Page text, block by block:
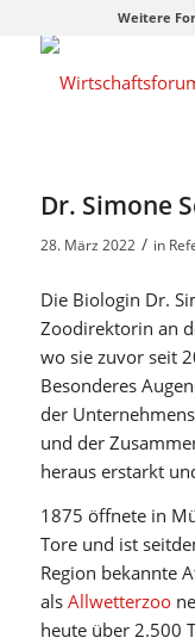
Weitere
Dr. Simone
28. März 2022 / in
Die Biologin Dr.
Zoodirektorin an
wo sie zuvor seit
Besonderes
der
und der
heraus erstarkt
1875 öffnete in
Tore und ist
Region bekannte
als Allwetterzoo
heute über 2.500